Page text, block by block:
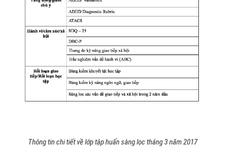
Thông tin chi tiết về lớp tập huấn sàng lọc tháng 3 năm 2017